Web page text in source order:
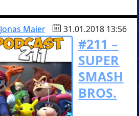
Jonas Maier 31.01.2018 13:56
#211 –
SUPER
SMASH
BROS.